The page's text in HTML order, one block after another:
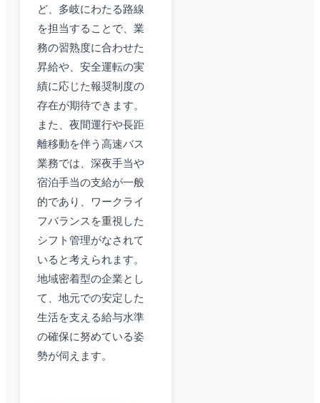
ど、多岐にわたる路線
を担当することで、業
務の習熟度に合わせた
昇給や、安全運転の実
績に応じた報奨制度の
存在が期待できます。
また、夜間運行や長距
離移動を伴う高速バス
業務では、深夜手当や
宿泊手当の支給が一般
的であり、ワークライ
フバランスを重視した
シフト管理がなされて
いると考えられます。
地域密着型の企業とし
て、地元での安定した
生活を支える給与水準
の確保に努めている姿
勢が伺えます。